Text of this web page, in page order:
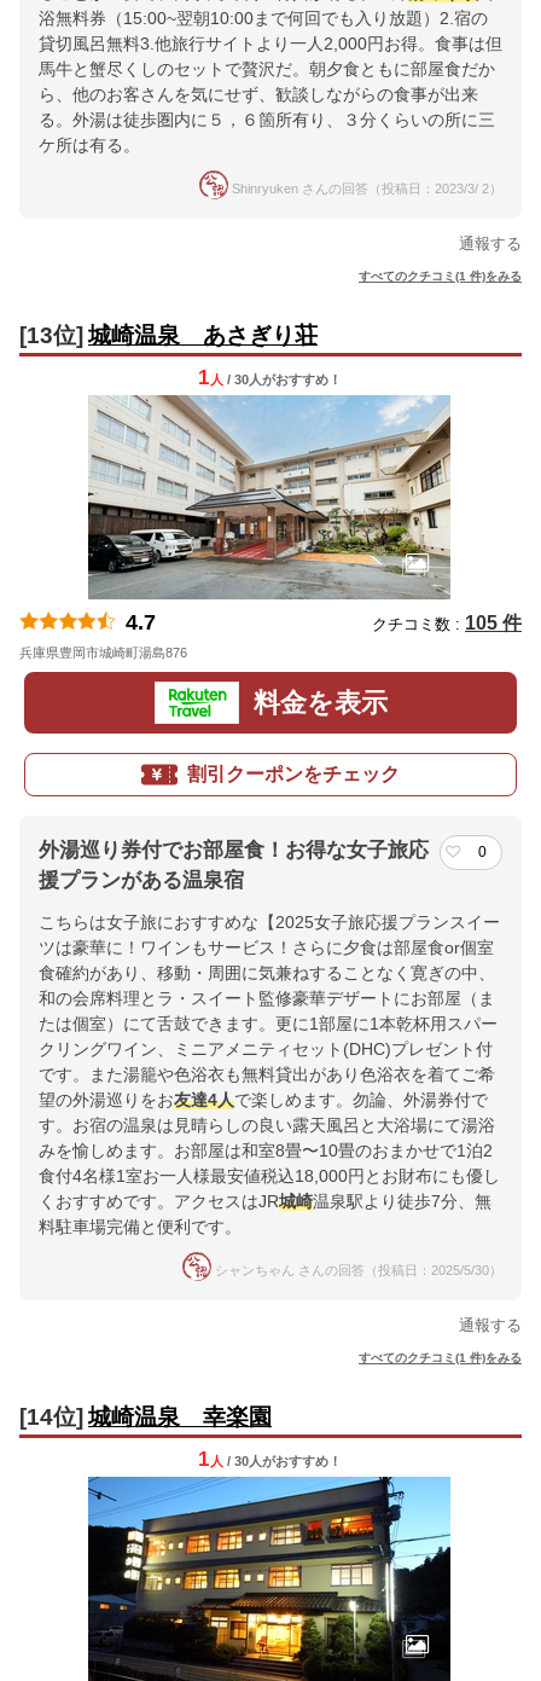
浴無料券（15:00~翌朝10:00まで何回でも入り放題）2.宿の
貸切風呂無料3.他旅行サイトより一人2,000円お得。食事は但
馬牛と蟹尽くしのセットで贅沢だ。朝夕食ともに部屋食だか
ら、他のお客さんを気にせず、歓談しながらの食事が出来
る。外湯は徒歩圏内に５，６箇所有り、３分くらいの所に三
ケ所は有る。
Shinryuken さんの回答（投稿日：2023/3/ 2）
通報する
すべてのクチコミ(1 件)をみる
[13位] 城崎温泉 あさぎり荘
1 人 / 30人がおすすめ！
4.7 クチコミ数 : 105 件
兵庫県豊岡市城崎町湯島876
料金を表示
割引クーポンをチェック
外湯巡り券付でお部屋食！お得な女子旅応
援プランがある温泉宿
0
こちらは女子旅におすすめな【2025女子旅応援プランスイー
ツは豪華に！ワインもサービス！さらに夕食は部屋食or個室
食確約があり、移動・周囲に気兼ねすることなく寛ぎの中、
和の会席料理とラ・スイート監修豪華デザートにお部屋（ま
たは個室）にて舌鼓できます。更に1部屋に1本乾杯用スパー
クリングワイン、ミニアメニティセット(DHC)プレゼント付
です。また湯籠や色浴衣も無料貸出があり色浴衣を着てご希
望の外湯巡りをお友達4人で楽しめます。勿論、外湯券付で
す。お宿の温泉は見晴らしの良い露天風呂と大浴場にて湯浴
みを愉しめます。お部屋は和室8畳〜10畳のおまかせで1泊2
食付4名様1室お一人様最安値税込18,000円とお財布にも優し
くおすすめです。アクセスはJR城崎温泉駅より徒歩7分、無
料駐車場完備と便利です。
シャンちゃん さんの回答（投稿日：2025/5/30）
通報する
すべてのクチコミ(1 件)をみる
[14位] 城崎温泉 幸楽園
1 人 / 30人がおすすめ！